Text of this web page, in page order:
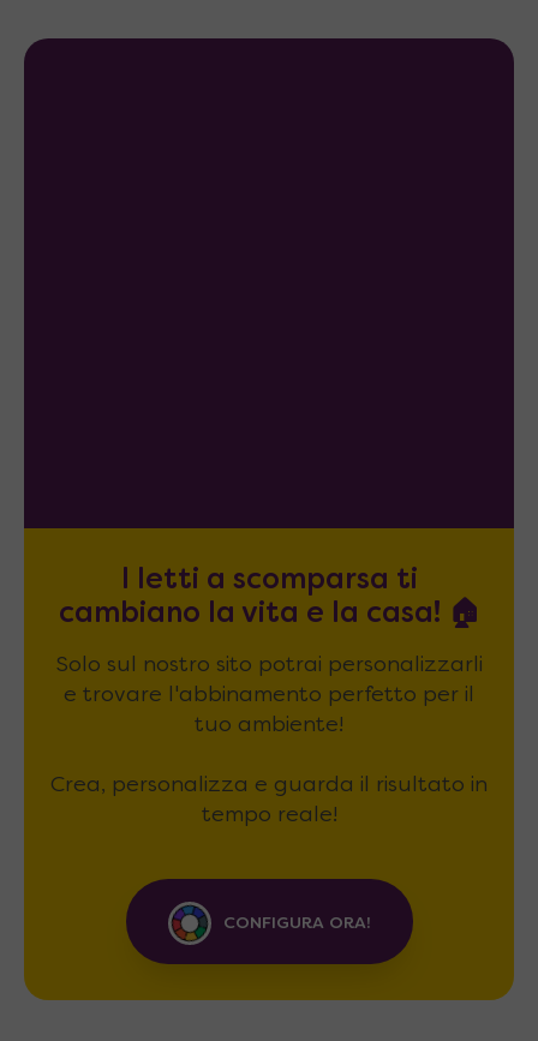
I letti a scomparsa ti
cambiano la vita e la casa! 🏠
Solo sul nostro sito potrai personalizzarli
e trovare l'abbinamento perfetto per il
tuo ambiente!
Crea, personalizza e guarda il risultato in
tempo reale!
CONFIGURA ORA!